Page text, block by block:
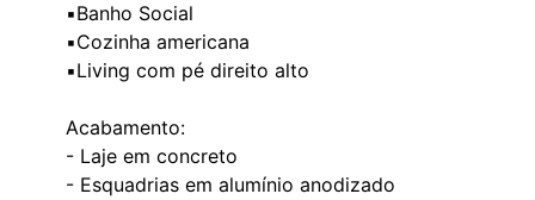
▪️Banho Social
▪️Cozinha americana
▪️Living com pé direito alto
Acabamento:
- Laje em concreto
- ⁠Esquadrias em alumínio anodizado